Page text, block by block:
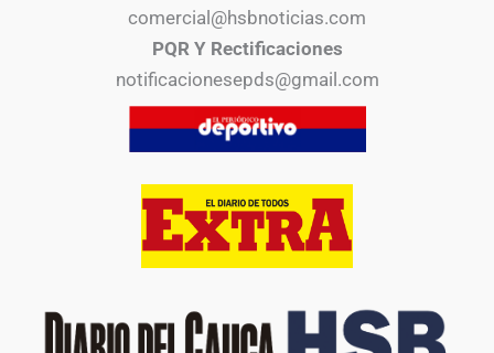
comercial@hsbnoticias.com
PQR Y Rectificaciones
notificacionesepds@gmail.com